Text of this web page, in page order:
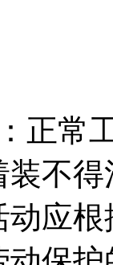
正常
装不
应